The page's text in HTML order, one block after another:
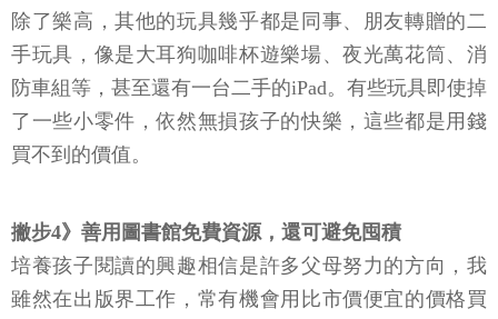
除了樂高，其他的玩具幾乎都是同事、朋友轉贈的二
手玩具，像是大耳狗咖啡杯遊樂場、夜光萬花筒、消
防車組等，甚至還有一台二手的iPad。有些玩具即使掉
了一些小零件，依然無損孩子的快樂，這些都是用錢
買不到的價值。
撇步4》善用圖書館免費資源，還可避免囤積
培養孩子閱讀的興趣相信是許多父母努力的方向，我
雖然在出版界工作，常有機會用比市價便宜的價格買